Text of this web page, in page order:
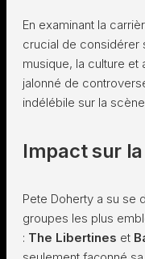
En examinant la
crucial de considérer
musique, la culture et
jalonné de
indélébile sur la
Impact sur
Pete Doherty a su se
groupes les plus
: The Libertines et